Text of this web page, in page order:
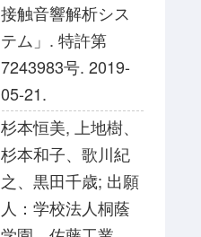
接触音響解析シス
テム」. 特許第
7243983号. 2019-
05-21.
杉本恒美, 上地樹、
杉本和子、歌川紀
之、黒田千歳; 出願
人：学校法人桐蔭